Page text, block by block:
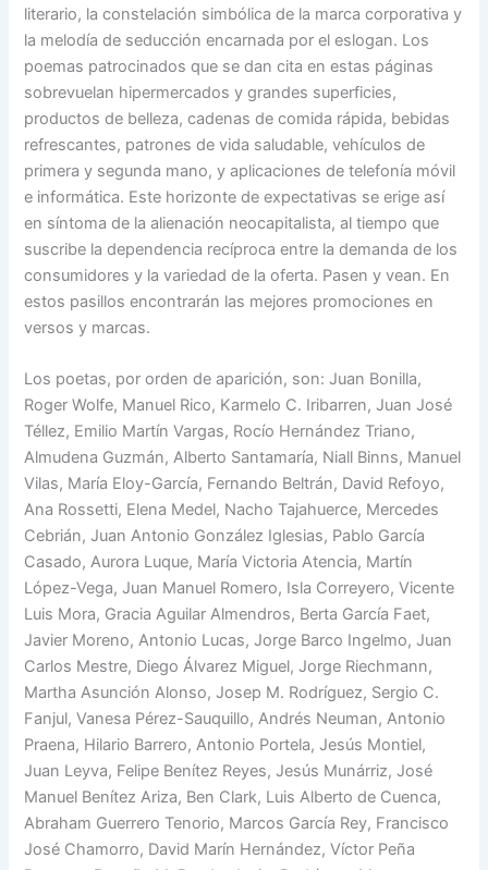
literario, la constelación simbólica de la marca corporativa y
la melodía de seducción encarnada por el eslogan. Los
poemas patrocinados que se dan cita en estas páginas
sobrevuelan hipermercados y grandes superficies,
productos de belleza, cadenas de comida rápida, bebidas
refrescantes, patrones de vida saludable, vehículos de
primera y segunda mano, y aplicaciones de telefonía móvil
e informática. Este horizonte de expectativas se erige así
en síntoma de la alienación neocapitalista, al tiempo que
suscribe la dependencia recíproca entre la demanda de los
consumidores y la variedad de la oferta. Pasen y vean. En
estos pasillos encontrarán las mejores promociones en
versos y marcas.
Los poetas, por orden de aparición, son: Juan Bonilla,
Roger Wolfe, Manuel Rico, Karmelo C. Iribarren, Juan José
Téllez, Emilio Martín Vargas, Rocío Hernández Triano,
Almudena Guzmán, Alberto Santamaría, Niall Binns, Manuel
Vilas, María Eloy-García, Fernando Beltrán, David Refoyo,
Ana Rossetti, Elena Medel, Nacho Tajahuerce, Mercedes
Cebrián, Juan Antonio González Iglesias, Pablo García
Casado, Aurora Luque, María Victoria Atencia, Martín
López-Vega, Juan Manuel Romero, Isla Correyero, Vicente
Luis Mora, Gracia Aguilar Almendros, Berta García Faet,
Javier Moreno, Antonio Lucas, Jorge Barco Ingelmo, Juan
Carlos Mestre, Diego Álvarez Miguel, Jorge Riechmann,
Martha Asunción Alonso, Josep M. Rodríguez, Sergio C.
Fanjul, Vanesa Pérez-Sauquillo, Andrés Neuman, Antonio
Praena, Hilario Barrero, Antonio Portela, Jesús Montiel,
Juan Leyva, Felipe Benítez Reyes, Jesús Munárriz, José
Manuel Benítez Ariza, Ben Clark, Luis Alberto de Cuenca,
Abraham Guerrero Tenorio, Marcos García Rey, Francisco
José Chamorro, David Marín Hernández, Víctor Peña